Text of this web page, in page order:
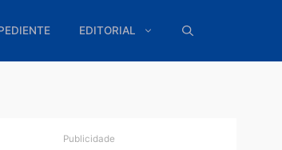
EXPEDIENTE EDITORIAL